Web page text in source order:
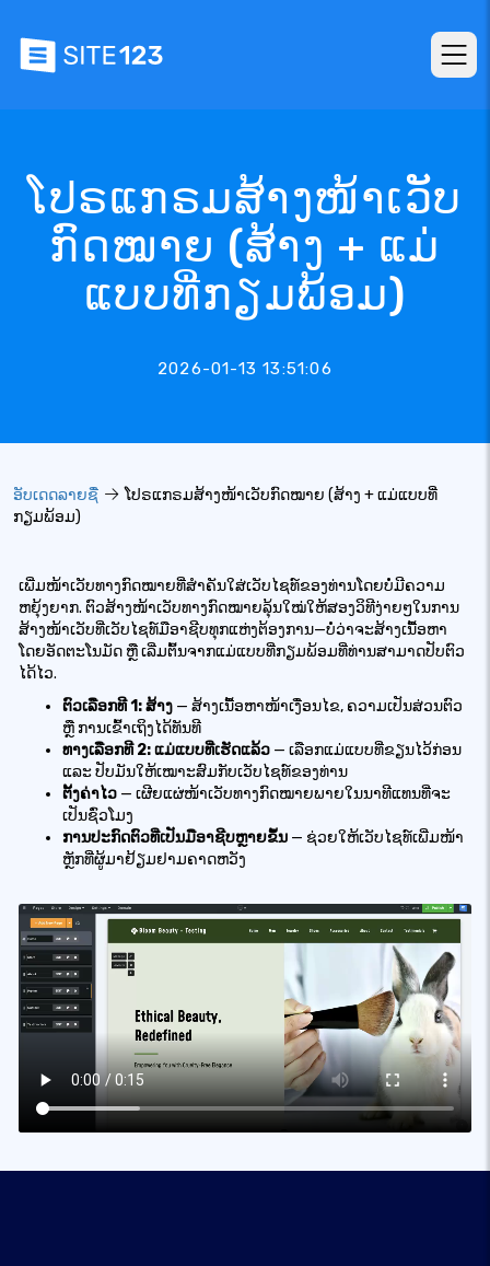
ໂປຣແກຣມສ້າງໜ້າເວັບ
ກົດໝາຍ (ສ້າງ + ແມ່
ແບບທີ່ກຽມພ້ອມ)
2026-01-13 13:51:06
ອັບເດດລາຍຊື່
ໂປຣແກຣມສ້າງໜ້າເວັບກົດໝາຍ (ສ້າງ + ແມ່ແບບທີ່
ກຽມພ້ອມ)
ເພີ່ມໜ້າເວັບທາງກົດໝາຍທີ່ສຳຄັນໃສ່ເວັບໄຊທ໌ຂອງທ່ານໂດຍບໍ່ມີຄວາມ
ຫຍຸ້ງຍາກ. ຕົວສ້າງໜ້າເວັບທາງກົດໝາຍລຸ້ນໃໝ່ໃຫ້ສອງວິທີງ່າຍໆໃນການ
ສ້າງໜ້າເວັບທີ່ເວັບໄຊທ໌ມືອາຊີບທຸກແຫ່ງຕ້ອງການ—ບໍ່ວ່າຈະສ້າງເນື້ອຫາ
ໂດຍອັດຕະໂນມັດ ຫຼື ເລີ່ມຕົ້ນຈາກແມ່ແບບທີ່ກຽມພ້ອມທີ່ທ່ານສາມາດປັບຕົວ
ໄດ້ໄວ.
ຕົວເລືອກທີ 1: ສ້າງ — ສ້າງເນື້ອຫາໜ້າເງື່ອນໄຂ, ຄວາມເປັນສ່ວນຕົວ
ຫຼື ການເຂົ້າເຖິງໄດ້ທັນທີ
ທາງເລືອກທີ 2: ແມ່ແບບທີ່ເຮັດແລ້ວ — ເລືອກແມ່ແບບທີ່ຂຽນໄວ້ກ່ອນ
ແລະ ປັບມັນໃຫ້ເໝາະສົມກັບເວັບໄຊທ໌ຂອງທ່ານ
ຕັ້ງຄ່າໄວ — ເຜີຍແຜ່ໜ້າເວັບທາງກົດໝາຍພາຍໃນນາທີແທນທີ່ຈະ
ເປັນຊົ່ວໂມງ
ການປະກົດຕົວທີ່ເປັນມືອາຊີບຫຼາຍຂຶ້ນ — ຊ່ວຍໃຫ້ເວັບໄຊທ໌ເພີ່ມໜ້າ
ຫຼັກທີ່ຜູ້ມາຢ້ຽມຢາມຄາດຫວັງ